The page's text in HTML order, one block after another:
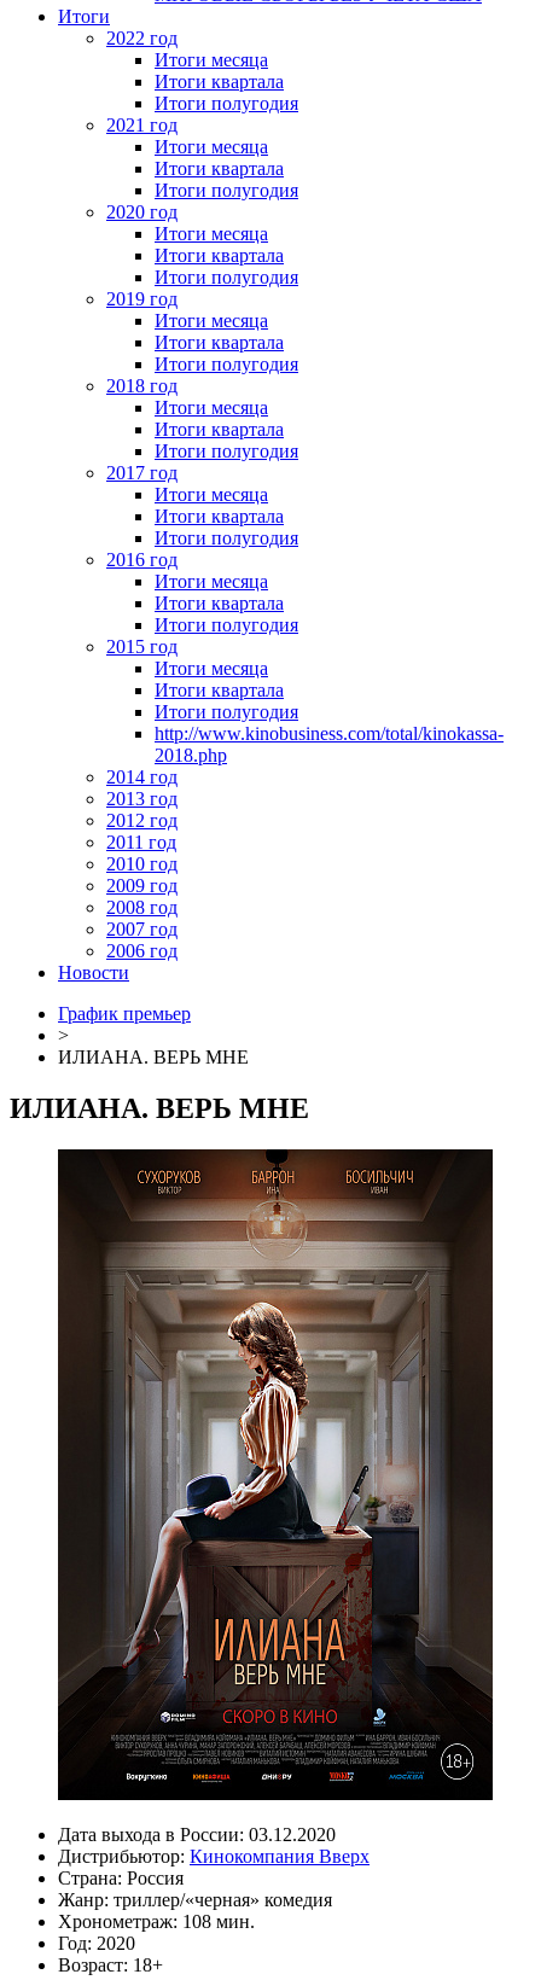
Итоги
2022 год
Итоги месяца
Итоги квартала
Итоги полугодия
2021 год
Итоги месяца
Итоги квартала
Итоги полугодия
2020 год
Итоги месяца
Итоги квартала
Итоги полугодия
2019 год
Итоги месяца
Итоги квартала
Итоги полугодия
2018 год
Итоги месяца
Итоги квартала
Итоги полугодия
2017 год
Итоги месяца
Итоги квартала
Итоги полугодия
2016 год
Итоги месяца
Итоги квартала
Итоги полугодия
2015 год
Итоги месяца
Итоги квартала
Итоги полугодия
http://www.kinobusiness.com/total/kinokassa-
2018.php
2014 год
2013 год
2012 год
2011 год
2010 год
2009 год
2008 год
2007 год
2006 год
Новости
График премьер
>
ИЛИАНА. ВЕРЬ МНЕ
ИЛИАНА. ВЕРЬ МНЕ
Дата выхода в России: 03.12.2020
Дистрибьютор: Кинокомпания Вверх
Страна: Россия
Жанр: триллер/«черная» комедия
Хронометраж: 108 мин.
Год: 2020
Возраст: 18+